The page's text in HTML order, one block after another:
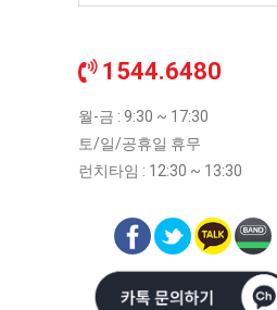
1544.6480
월-금 : 9:30 ~ 17:30
토/일/공휴일 휴무
런치타임 : 12:30 ~ 13:30